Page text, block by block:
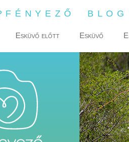
Esküvő előtt Esküvő